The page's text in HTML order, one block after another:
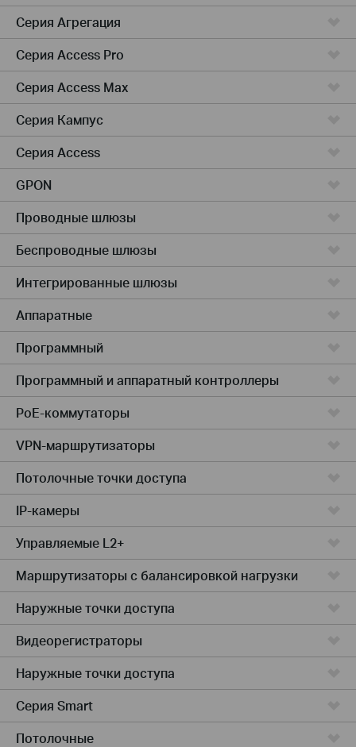
Серия Агрегация
Серия Access Pro
Серия Access Max
Серия Кампус
Серия Access
GPON
Проводные шлюзы
Беспроводные шлюзы
Интегрированные шлюзы
Аппаратные
Программный
Программный и аппаратный контроллеры
PoE-коммутаторы
VPN-маршрутизаторы
Потолочные точки доступа
IP-камеры
Управляемые L2+
Маршрутизаторы с балансировкой нагрузки
Наружные точки доступа
Видеорегистраторы
Наружные точки доступа
Серия Smart
Потолочные